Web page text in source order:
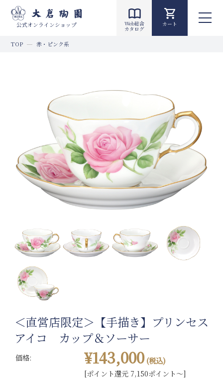
公式オンラインショップ Web総合
カタログ
カート
TOP 赤・ピンク系
＜直営店限定＞【手描き】プリンセス
アイコ カップ＆ソーサー
価格: ¥143,000 (税込)
[ポイント還元 7,150ポイント～]